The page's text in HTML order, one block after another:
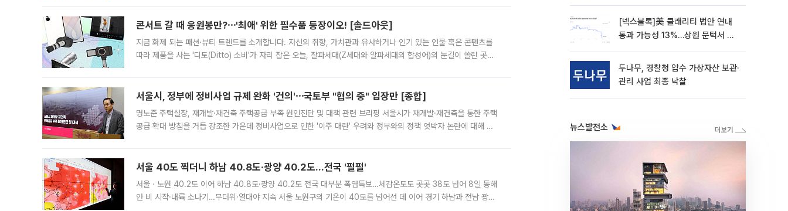
콘서트 갈 때 응원봉만?⋯'최애' 위한 필수품 등장이오! [솔드아웃]
지금 화제 되는 패션·뷰티 트렌드를 소개합니다. 자신의 취향, 가치관과 유사하거나 인기 있는 인물 혹은 콘텐츠를
따라 제품을 사는 '디토(Ditto) 소비'가 자리 잡은 오늘, 잘파세대(Z세대와 알파세대의 합성어)의 눈길이 쏠린 곳은
서울시, 정부에 정비사업 규제 완화 '건의'⋯국토부 "협의 중" 입장만 [종합]
명노준 주택실장, 재개발·재건축 주택공급 부족 원인진단 및 대책 관련 브리핑 서울시가 재개발·재건축을 통한 주택
공급 확대 방침을 거듭 강조한 가운데 정비사업으로 인한 '이주 대란' 우려와 정부와의 정책 엇박자 논란에 대해 정
서울 40도 찍더니 하남 40.8도·광양 40.2도…전국 '펄펄'
서울ㆍ노원 40.2도 이어 하남 40.8도·광양 40.2도 전국 대부분 폭염특보…체감온도도 곳곳 38도 넘어 8일 동해
안 비 시작·내륙 소나기…무더위·열대야 지속 서울 노원구의 기온이 40도를 넘어선 데 이어 경기 하남과 전남 광양
[넥스블록]美 클래리티 법안 연내
통과 가능성 13%…상원 문턱서 제
두나무, 경찰청 압수 가상자산 보관·
관리 사업 최종 낙찰
뉴스발전소